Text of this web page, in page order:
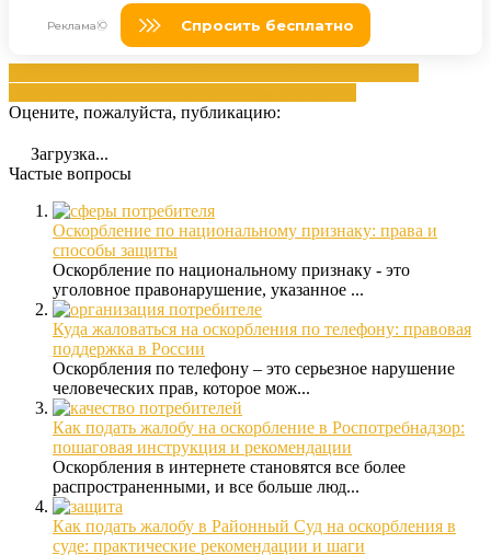
Оцените, пожалуйста, публикацию:
Загрузка...
Частые вопросы
Оскорбление по национальному признаку: права и
способы защиты
Оскорбление по национальному признаку - это
уголовное правонарушение, указанное ...
Куда жаловаться на оскорбления по телефону: правовая
поддержка в России
Оскорбления по телефону – это серьезное нарушение
человеческих прав, которое мож...
Как подать жалобу на оскорбление в Роспотребнадзор:
пошаговая инструкция и рекомендации
Оскорбления в интернете становятся все более
распространенными, и все больше люд...
Как подать жалобу в Районный Суд на оскорбления в
суде: практические рекомендации и шаги